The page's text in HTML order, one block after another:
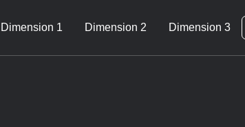
Dimension 1 Dimension 2 Dimension 3